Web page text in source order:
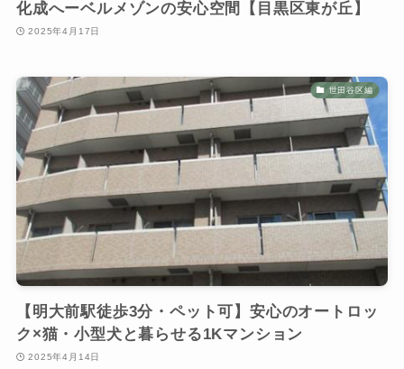
化成へーベルメゾンの安心空間【目黒区東が丘】
2025年4月17日
世田谷区編
【明大前駅徒歩3分・ペット可】安心のオートロッ
ク×猫・小型犬と暮らせる1Kマンション
2025年4月14日